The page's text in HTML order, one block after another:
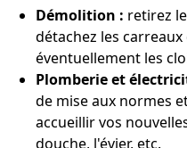
Démolition : retirez
détachez les
éventuellement les
Plomberie et
de mise aux normes
accueillir vos
douche, l'évier, etc.